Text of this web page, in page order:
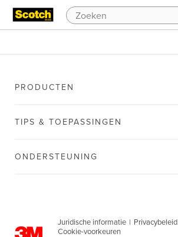
PRODUCTEN
TIPS & TOEPASSINGEN
ONDERSTEUNING
Juridische informatie | Privacybeleid
Cookie-voorkeuren